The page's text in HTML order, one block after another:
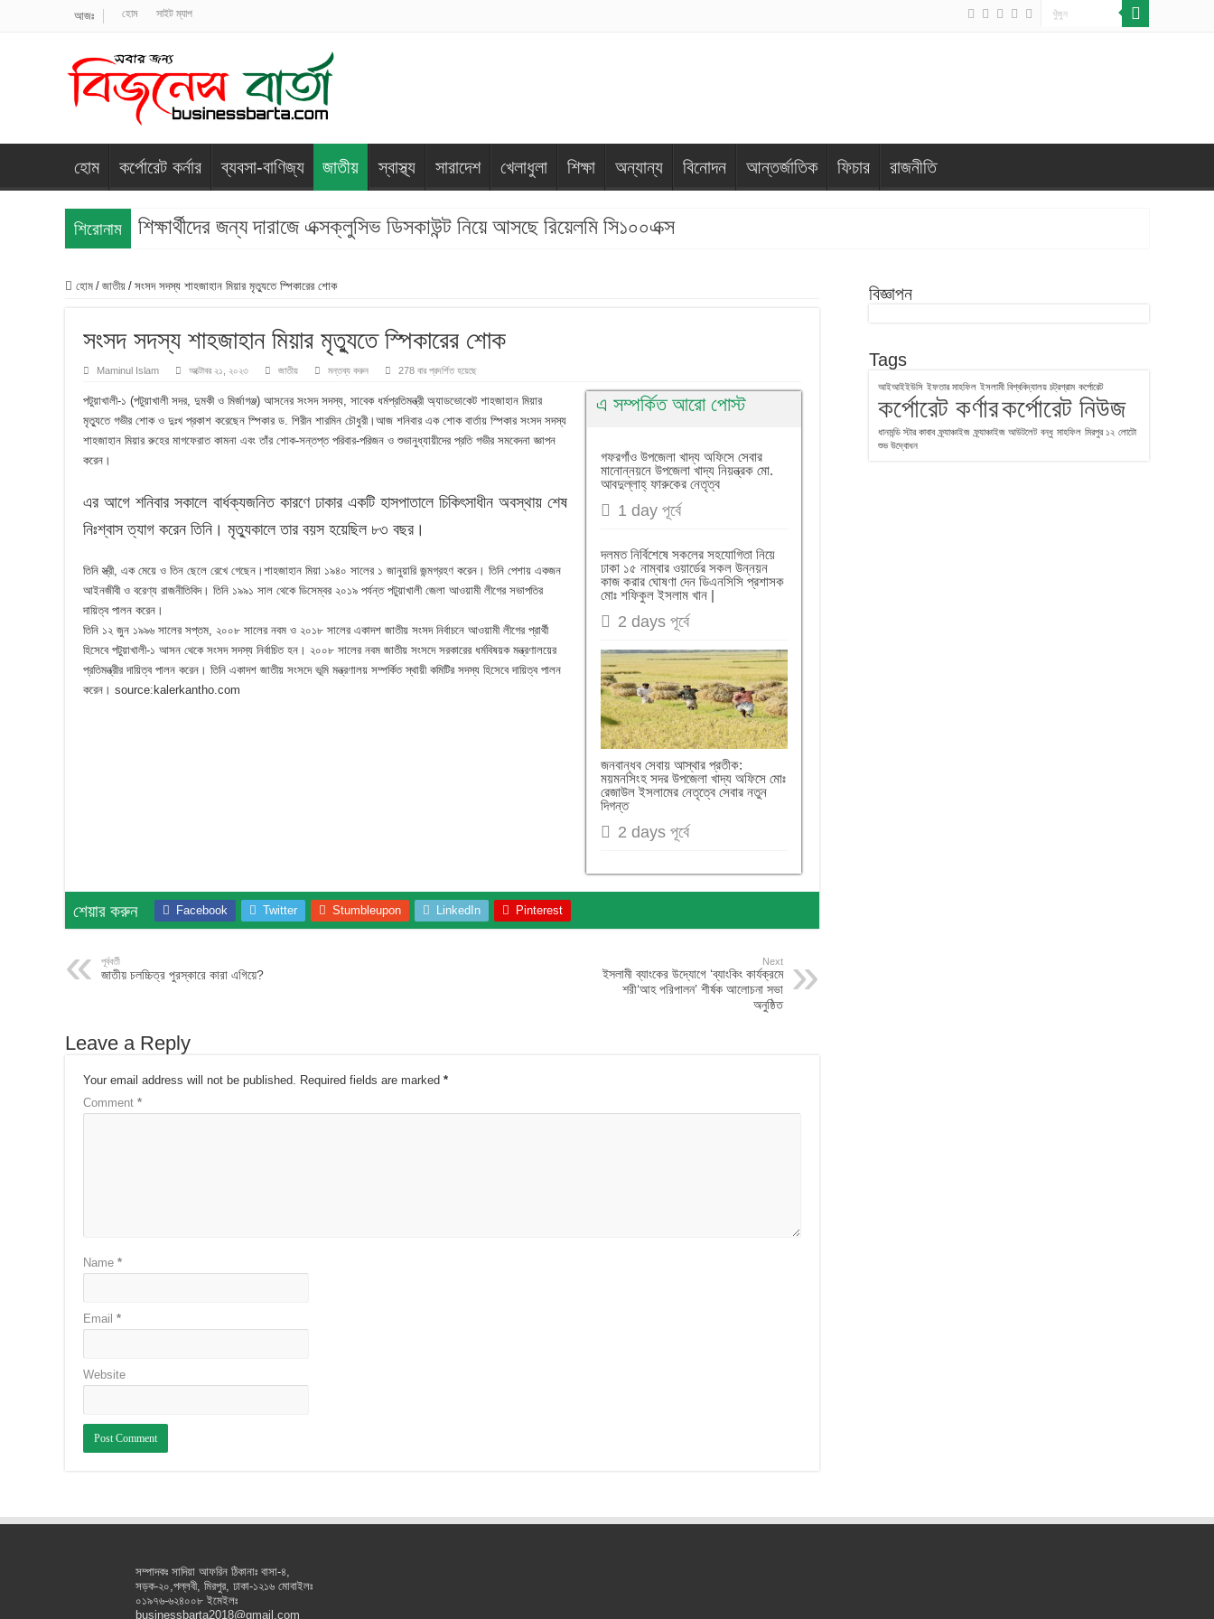
আজঃ হোম সাইট ম্যাপ
হোম কর্পোরেট কর্নার ব্যবসা-বাণিজ্য জাতীয় স্বাস্থ্য সারাদেশ খেলাধুলা শিক্ষা অন্যান্য বিনোদন আন্তর্জাতিক ফিচার রাজনীতি
শিরোনাম শিক্ষার্থীদের জন্য দারাজে এক্সক্লুসিভ ডিসকাউন্ট নিয়ে আসছে রিয়েলমি সি১০০এক্স
হোম / জাতীয় / সংসদ সদস্য শাহজাহান মিয়ার মৃত্যুতে স্পিকারের শোক
সংসদ সদস্য শাহজাহান মিয়ার মৃত্যুতে স্পিকারের শোক
Maminul Islam অক্টোবর ২১, ২০২৩ জাতীয় মন্তব্য করুন 278 বার প্রদর্শিত হয়েছে
এ সম্পর্কিত আরো পোস্ট
গফরগাঁও উপজেলা খাদ্য অফিসে সেবার
মানোন্নয়নে উপজেলা খাদ্য নিয়ন্ত্রক মো.
আবদুল্লাহ্ ফারুকের নেতৃত্ব
1 day পূর্বে
দলমত নির্বিশেষে সকলের সহযোগিতা নিয়ে
ঢাকা ১৫ নাম্বার ওয়ার্ডের সকল উন্নয়ন
কাজ করার ঘোষণা দেন ডিএনসিসি প্রশাসক
মোঃ শফিকুল ইসলাম খান |
2 days পূর্বে
জনবান্ধব সেবায় আস্থার প্রতীক:
ময়মনসিংহ সদর উপজেলা খাদ্য অফিসে মোঃ
রেজাউল ইসলামের নেতৃত্বে সেবার নতুন
দিগন্ত
2 days পূর্বে
পটুয়াখালী-১ (পটুয়াখালী সদর, দুমকী ও মির্জাগঞ্জ) আসনের সংসদ সদস্য, সাবেক ধর্মপ্রতিমন্ত্রী অ্যাডভোকেট শাহজাহান মিয়ার
মৃত্যুতে গভীর শোক ও দুঃখ প্রকাশ করেছেন স্পিকার ড. শিরীন শারমিন চৌধুরী।আজ শনিবার এক শোক বার্তায় স্পিকার সংসদ সদস্য
শাহজাহান মিয়ার রুহের মাগফেরাত কামনা এবং তাঁর শোক-সন্তপ্ত পরিবার-পরিজন ও শুভানুধ্যায়ীদের প্রতি গভীর সমবেদনা জ্ঞাপন
করেন।
এর আগে শনিবার সকালে বার্ধক্যজনিত কারণে ঢাকার একটি হাসপাতালে চিকিৎসাধীন অবস্থায় শেষ
নিঃশ্বাস ত্যাগ করেন তিনি। মৃত্যুকালে তার বয়স হয়েছিল ৮৩ বছর।
তিনি স্ত্রী, এক মেয়ে ও তিন ছেলে রেখে গেছেন।শাহজাহান মিয়া ১৯৪০ সালের ১ জানুয়ারি জন্মগ্রহণ করেন। তিনি পেশায় একজন
আইনজীবী ও বরেণ্য রাজনীতিবিদ। তিনি ১৯৯১ সাল থেকে ডিসেম্বর ২০১৯ পর্যন্ত পটুয়াখালী জেলা আওয়ামী লীগের সভাপতির
দায়িত্ব পালন করেন।
তিনি ১২ জুন ১৯৯৬ সালের সপ্তম, ২০০৮ সালের নবম ও ২০১৮ সালের একাদশ জাতীয় সংসদ নির্বাচনে আওয়ামী লীগের প্রার্থী
হিসেবে পটুয়াখালী-১ আসন থেকে সংসদ সদস্য নির্বাচিত হন। ২০০৮ সালের নবম জাতীয় সংসদে সরকারের ধর্মবিষয়ক মন্ত্রণালয়ের
প্রতিমন্ত্রীর দায়িত্ব পালন করেন। তিনি একাদশ জাতীয় সংসদে ভূমি মন্ত্রণালয় সম্পর্কিত স্থায়ী কমিটির সদস্য হিসেবে দায়িত্ব পালন
করেন। source:kalerkantho.com
শেয়ার করুন Facebook Twitter Stumbleupon LinkedIn Pinterest
পূর্ববর্তী
জাতীয় চলচ্চিত্র পুরস্কারে কারা এগিয়ে?
Next
ইসলামী ব্যাংকের উদ্যোগে ‘ব্যাংকিং কার্যক্রমে
শরী‘আহ পরিপালন’ শীর্ষক আলোচনা সভা
অনুষ্ঠিত
Leave a Reply
Your email address will not be published. Required fields are marked *
Comment *
Name *
Email *
Website
বিজ্ঞাপন
Tags
আইআইইউসি ইফতার মাহফিল ইসলামী বিশ্ববিদ্যালয় চট্রগ্রাম কর্পোরেট
কর্পোরেট কর্ণারকর্পোরেট নিউজ
ধানমন্ডি স্টার কাবাব ফ্র্যাঞ্চাইজ ফ্র্যাঞ্চাইজ আউটলেট বন্ধু মাহফিল মিরপুর ১২ লোটো
শুভ উদ্বোধন
সম্পাদকঃ সাদিয়া আফরিন ঠিকানাঃ বাসা-৪,
সড়ক-২০,পল্লবী, মিরপুর, ঢাকা-১২১৬ মোবাইলঃ
০১৯৭৬-৬২৪০০৮ ইমেইলঃ
businessbarta2018@gmail.com